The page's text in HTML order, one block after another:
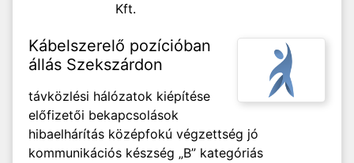
Kft.
Kábelszerelő pozícióban
állás Szekszárdon
távközlési hálózatok kiépítése
előfizetői bekapcsolások
hibaelhárítás középfokú végzettség jó
kommunikációs készség „B” kategóriás